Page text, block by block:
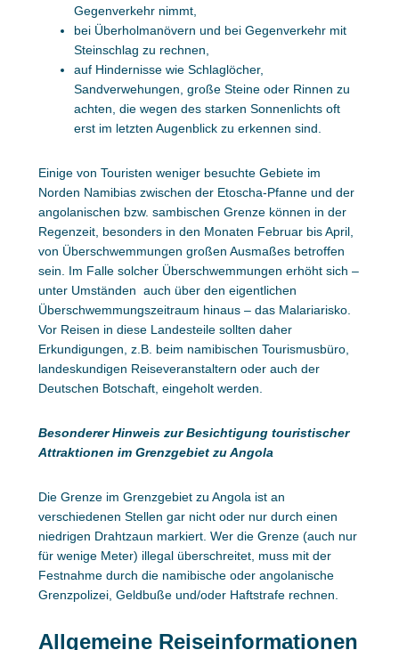
Gegenverkehr nimmt,
bei Überholmanövern und bei Gegenverkehr mit
Steinschlag zu rechnen,
auf Hindernisse wie Schlaglöcher,
Sandverwehungen, große Steine oder Rinnen zu
achten, die wegen des starken Sonnenlichts oft
erst im letzten Augenblick zu erkennen sind.
Einige von Touristen weniger besuchte Gebiete im
Norden Namibias zwischen der Etoscha-Pfanne und der
angolanischen bzw. sambischen Grenze können in der
Regenzeit, besonders in den Monaten Februar bis April,
von Überschwemmungen großen Ausmaßes betroffen
sein. Im Falle solcher Überschwemmungen erhöht sich –
unter Umständen auch über den eigentlichen
Überschwemmungszeitraum hinaus – das Malariarisko.
Vor Reisen in diese Landesteile sollten daher
Erkundigungen, z.B. beim namibischen Tourismusbüro,
landeskundigen Reiseveranstaltern oder auch der
Deutschen Botschaft, eingeholt werden.
Besonderer Hinweis zur Besichtigung touristischer
Attraktionen im Grenzgebiet zu Angola
Die Grenze im Grenzgebiet zu Angola ist an
verschiedenen Stellen gar nicht oder nur durch einen
niedrigen Drahtzaun markiert. Wer die Grenze (auch nur
für wenige Meter) illegal überschreitet, muss mit der
Festnahme durch die namibische oder angolanische
Grenzpolizei, Geldbuße und/oder Haftstrafe rechnen.
Allgemeine Reiseinformationen